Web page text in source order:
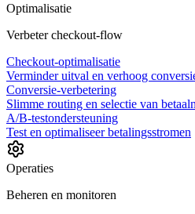
Optimalisatie
Verbeter checkout-flow
Checkout-optimalisatie
Verminder uitval en verhoog
Conversie-verbetering
Slimme routing en selectie van
A/B-testondersteuning
Test en optimaliseer betalingsstromen
Operaties
Beheren en monitoren